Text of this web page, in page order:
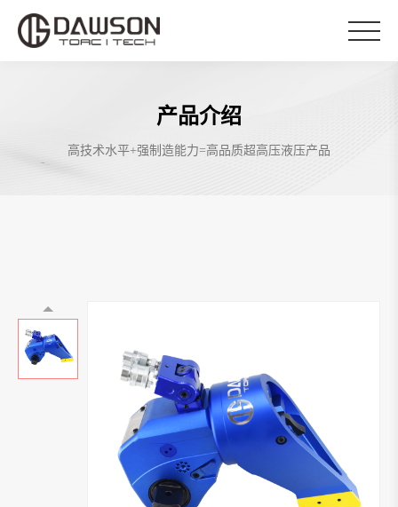
产品介绍
高技术水平+强制造能力=高品质超高压液压产品